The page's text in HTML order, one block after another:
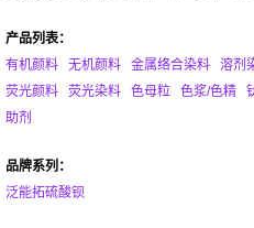
产品列表：
有机颜料
无机颜料 金属络合染料 溶剂
荧光颜料
荧光染料 色母粒 色浆/色精
助剂
品牌系列：
泛能拓硫酸钡